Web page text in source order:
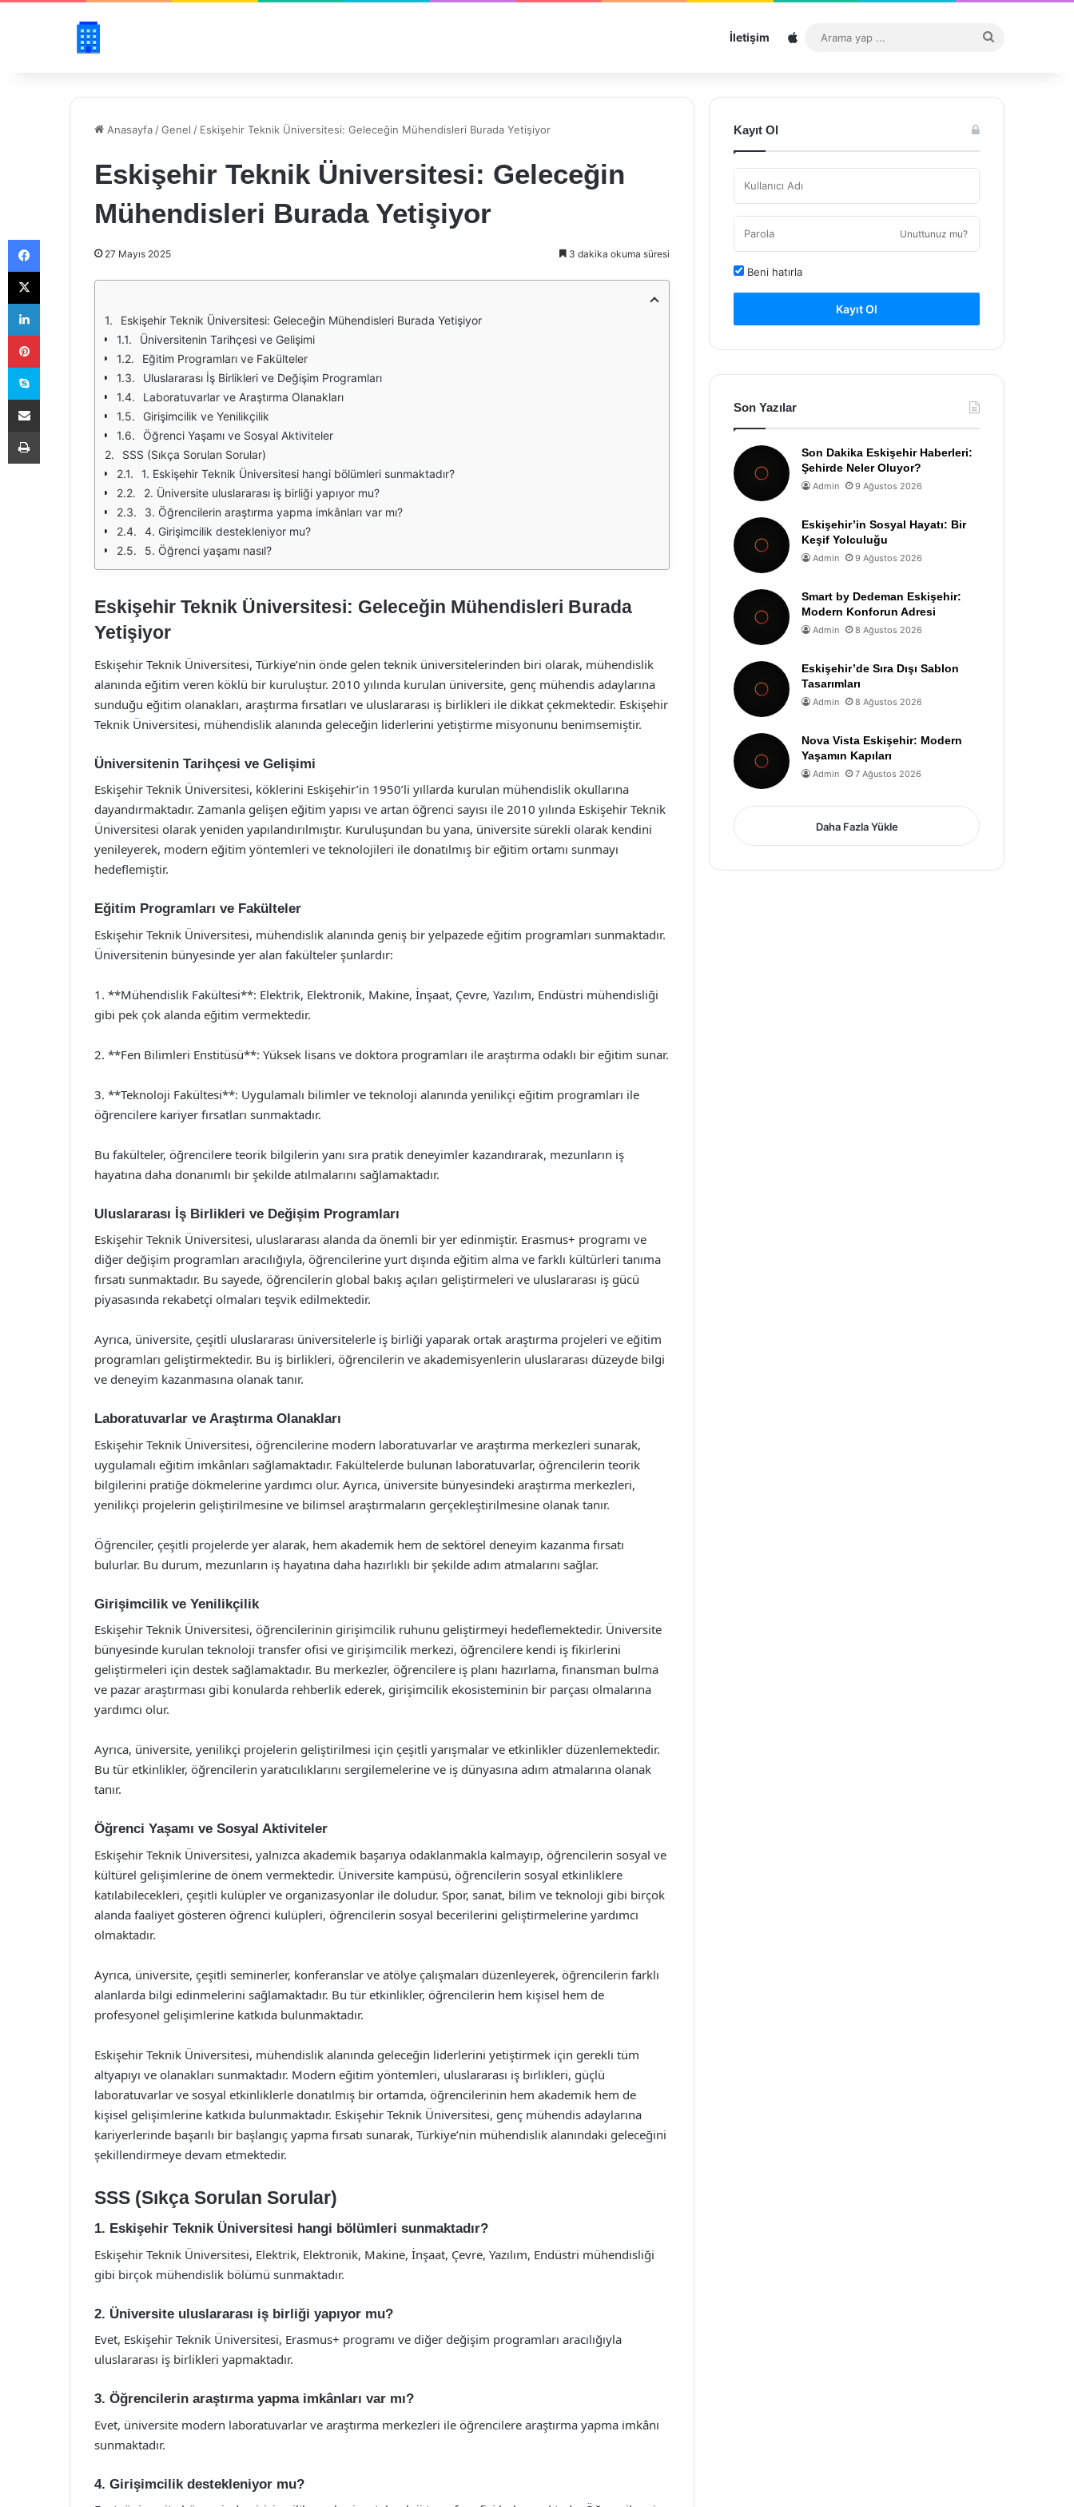
İletişim Sitemap
...
Anasayfa /Genel / Eskişehir Teknik Üniversitesi: Geleceğin Mühendisleri Burada Yetişiyor
Eskişehir Teknik Üniversitesi: Geleceğin
Mühendisleri Burada Yetişiyor
27 Mayıs 2025 3 dakika okuma süresi
Eskişehir Teknik Üniversitesi: Geleceğin Mühendisleri Burada Yetişiyor
Üniversitenin Tarihçesi ve Gelişimi
Eğitim Programları ve Fakülteler
Uluslararası İş Birlikleri ve Değişim Programları
Laboratuvarlar ve Araştırma Olanakları
Girişimcilik ve Yenilikçilik
Öğrenci Yaşamı ve Sosyal Aktiviteler
SSS (Sıkça Sorulan Sorular)
1. Eskişehir Teknik Üniversitesi hangi bölümleri sunmaktadır?
2. Üniversite uluslararası iş birliği yapıyor mu?
3. Öğrencilerin araştırma yapma imkânları var mı?
4. Girişimcilik destekleniyor mu?
5. Öğrenci yaşamı nasıl?
Eskişehir Teknik Üniversitesi: Geleceğin Mühendisleri Burada
Yetişiyor
Eskişehir Teknik Üniversitesi, Türkiye’nin önde gelen teknik üniversitelerinden biri olarak, mühendislik
alanında eğitim veren köklü bir kuruluştur. 2010 yılında kurulan üniversite, genç mühendis adaylarına
sunduğu eğitim olanakları, araştırma fırsatları ve uluslararası iş birlikleri ile dikkat çekmektedir. Eskişehir
Teknik Üniversitesi, mühendislik alanında geleceğin liderlerini yetiştirme misyonunu benimsemiştir.
Üniversitenin Tarihçesi ve Gelişimi
Eskişehir Teknik Üniversitesi, köklerini Eskişehir’in 1950’li yıllarda kurulan mühendislik okullarına
dayandırmaktadır. Zamanla gelişen eğitim yapısı ve artan öğrenci sayısı ile 2010 yılında Eskişehir Teknik
Üniversitesi olarak yeniden yapılandırılmıştır. Kuruluşundan bu yana, üniversite sürekli olarak kendini
yenileyerek, modern eğitim yöntemleri ve teknolojileri ile donatılmış bir eğitim ortamı sunmayı
hedeflemiştir.
Eğitim Programları ve Fakülteler
Eskişehir Teknik Üniversitesi, mühendislik alanında geniş bir yelpazede eğitim programları sunmaktadır.
Üniversitenin bünyesinde yer alan fakülteler şunlardır:
1. **Mühendislik Fakültesi**: Elektrik, Elektronik, Makine, İnşaat, Çevre, Yazılım, Endüstri mühendisliği
gibi pek çok alanda eğitim vermektedir.
2. **Fen Bilimleri Enstitüsü**: Yüksek lisans ve doktora programları ile araştırma odaklı bir eğitim sunar.
3. **Teknoloji Fakültesi**: Uygulamalı bilimler ve teknoloji alanında yenilikçi eğitim programları ile
öğrencilere kariyer fırsatları sunmaktadır.
Bu fakülteler, öğrencilere teorik bilgilerin yanı sıra pratik deneyimler kazandırarak, mezunların iş
hayatına daha donanımlı bir şekilde atılmalarını sağlamaktadır.
Uluslararası İş Birlikleri ve Değişim Programları
Eskişehir Teknik Üniversitesi, uluslararası alanda da önemli bir yer edinmiştir. Erasmus+ programı ve
diğer değişim programları aracılığıyla, öğrencilerine yurt dışında eğitim alma ve farklı kültürleri tanıma
fırsatı sunmaktadır. Bu sayede, öğrencilerin global bakış açıları geliştirmeleri ve uluslararası iş gücü
piyasasında rekabetçi olmaları teşvik edilmektedir.
Ayrıca, üniversite, çeşitli uluslararası üniversitelerle iş birliği yaparak ortak araştırma projeleri ve eğitim
programları geliştirmektedir. Bu iş birlikleri, öğrencilerin ve akademisyenlerin uluslararası düzeyde bilgi
ve deneyim kazanmasına olanak tanır.
Laboratuvarlar ve Araştırma Olanakları
Eskişehir Teknik Üniversitesi, öğrencilerine modern laboratuvarlar ve araştırma merkezleri sunarak,
uygulamalı eğitim imkânları sağlamaktadır. Fakültelerde bulunan laboratuvarlar, öğrencilerin teorik
bilgilerini pratiğe dökmelerine yardımcı olur. Ayrıca, üniversite bünyesindeki araştırma merkezleri,
yenilikçi projelerin geliştirilmesine ve bilimsel araştırmaların gerçekleştirilmesine olanak tanır.
Öğrenciler, çeşitli projelerde yer alarak, hem akademik hem de sektörel deneyim kazanma fırsatı
bulurlar. Bu durum, mezunların iş hayatına daha hazırlıklı bir şekilde adım atmalarını sağlar.
Girişimcilik ve Yenilikçilik
Eskişehir Teknik Üniversitesi, öğrencilerinin girişimcilik ruhunu geliştirmeyi hedeflemektedir. Üniversite
bünyesinde kurulan teknoloji transfer ofisi ve girişimcilik merkezi, öğrencilere kendi iş fikirlerini
geliştirmeleri için destek sağlamaktadır. Bu merkezler, öğrencilere iş planı hazırlama, finansman bulma
ve pazar araştırması gibi konularda rehberlik ederek, girişimcilik ekosisteminin bir parçası olmalarına
yardımcı olur.
Ayrıca, üniversite, yenilikçi projelerin geliştirilmesi için çeşitli yarışmalar ve etkinlikler düzenlemektedir.
Bu tür etkinlikler, öğrencilerin yaratıcılıklarını sergilemelerine ve iş dünyasına adım atmalarına olanak
tanır.
Öğrenci Yaşamı ve Sosyal Aktiviteler
Eskişehir Teknik Üniversitesi, yalnızca akademik başarıya odaklanmakla kalmayıp, öğrencilerin sosyal ve
kültürel gelişimlerine de önem vermektedir. Üniversite kampüsü, öğrencilerin sosyal etkinliklere
katılabilecekleri, çeşitli kulüpler ve organizasyonlar ile doludur. Spor, sanat, bilim ve teknoloji gibi birçok
alanda faaliyet gösteren öğrenci kulüpleri, öğrencilerin sosyal becerilerini geliştirmelerine yardımcı
olmaktadır.
Ayrıca, üniversite, çeşitli seminerler, konferanslar ve atölye çalışmaları düzenleyerek, öğrencilerin farklı
alanlarda bilgi edinmelerini sağlamaktadır. Bu tür etkinlikler, öğrencilerin hem kişisel hem de
profesyonel gelişimlerine katkıda bulunmaktadır.
Eskişehir Teknik Üniversitesi, mühendislik alanında geleceğin liderlerini yetiştirmek için gerekli tüm
altyapıyı ve olanakları sunmaktadır. Modern eğitim yöntemleri, uluslararası iş birlikleri, güçlü
laboratuvarlar ve sosyal etkinliklerle donatılmış bir ortamda, öğrencilerinin hem akademik hem de
kişisel gelişimlerine katkıda bulunmaktadır. Eskişehir Teknik Üniversitesi, genç mühendis adaylarına
kariyerlerinde başarılı bir başlangıç yapma fırsatı sunarak, Türkiye’nin mühendislik alanındaki geleceğini
şekillendirmeye devam etmektedir.
SSS (Sıkça Sorulan Sorular)
1. Eskişehir Teknik Üniversitesi hangi bölümleri sunmaktadır?
Eskişehir Teknik Üniversitesi, Elektrik, Elektronik, Makine, İnşaat, Çevre, Yazılım, Endüstri mühendisliği
gibi birçok mühendislik bölümü sunmaktadır.
2. Üniversite uluslararası iş birliği yapıyor mu?
Evet, Eskişehir Teknik Üniversitesi, Erasmus+ programı ve diğer değişim programları aracılığıyla
uluslararası iş birlikleri yapmaktadır.
3. Öğrencilerin araştırma yapma imkânları var mı?
Evet, üniversite modern laboratuvarlar ve araştırma merkezleri ile öğrencilere araştırma yapma imkânı
sunmaktadır.
4. Girişimcilik destekleniyor mu?
Kayıt Ol
Unuttunuz mu?
Beni hatırla
Kayıt Ol
Son Yazılar
Son Dakika Eskişehir Haberleri:
Şehirde Neler Oluyor?
Admin 9 Ağustos 2026
Eskişehir’in Sosyal Hayatı: Bir
Keşif Yolculuğu
Admin 9 Ağustos 2026
Smart by Dedeman Eskişehir:
Modern Konforun Adresi
Admin 8 Ağustos 2026
Eskişehir’de Sıra Dışı Sablon
Tasarımları
Admin 8 Ağustos 2026
Nova Vista Eskişehir: Modern
Yaşamın Kapıları
Admin 7 Ağustos 2026
Daha Fazla Yükle
Facebook
X
LinkedIn
Pinterest
Skype
E-Posta ile paylaş